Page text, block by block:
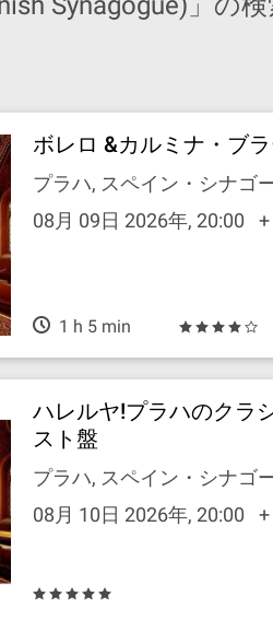
ボレロ &カルミナ・ブ
プラハ, スペイン・シナゴ
08月 09日 2026年, 20:00
1 h 5 min
ハレルヤ!プラハのクラ
スト盤
プラハ, スペイン・シナゴ
08月 10日 2026年, 20:00